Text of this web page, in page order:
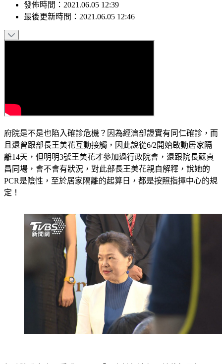
記者：譚伊倫｜ 攝影：李國正
發佈時間：2021.06.05 12:39
府院是不是也陷入確診危機？因為經濟部證實有同仁確診，而
且還曾跟部長王美花互動接觸，因此說從6/2開始啟動居家隔
離14天，但明明3號王美花才參加過行政院會，還跟院長蘇貞
昌同場，會不會有狀況，對此部長王美花親自解釋，說她的
PCR是陰性，至於居家隔離的起算日，都是按照指揮中心的規